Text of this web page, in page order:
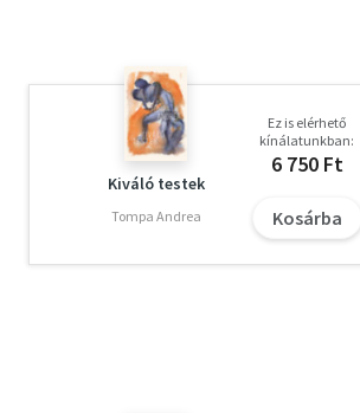
Kiváló testek
Tompa Andrea
Ez is elérhető
kínálatunkban:
6 750 Ft
Kosárba